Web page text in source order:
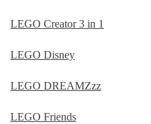
LEGO Creator 3 in 1
LEGO Disney
LEGO DREAMZzz
LEGO Friends